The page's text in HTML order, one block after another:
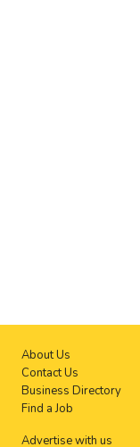
About Us
Contact Us
Business Directory
Find a Job
Advertise with us